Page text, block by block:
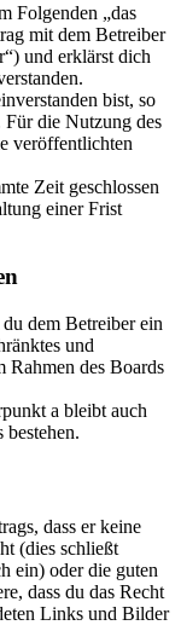
Folgenden „das
mit dem Betreiber
und erklärst dich
bist, so
die Nutzung des
veröffentlichten
Zeit geschlossen
einer Frist
dem Betreiber ein
und
Rahmen des Boards
a bleibt auch
dass er keine
(dies schließt
ein) oder die guten
dass du das Recht
Links und Bilder